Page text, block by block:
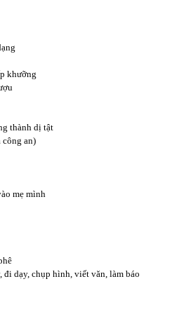
khưỡng
thành dị tật
an)
mẹ mình
dạy, chụp hình, viết văn, làm báo